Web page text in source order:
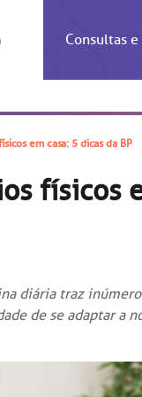
Consultas
Check-
Doação
Outras
em casa: 5 dicas da BP
físicos
diária traz
de se adaptar a